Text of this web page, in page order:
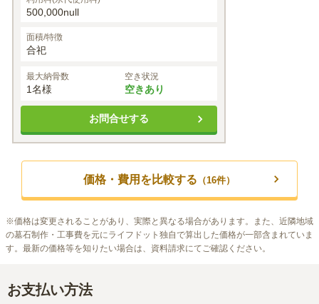
500,000null
面積/特徴
合祀
最大納骨数
1名様
空き状況
空きあり
お問合せする
価格・費用を比較する （16件）
※価格は変更されることがあり、実際と異なる場合があります。また、近隣地域
の墓石制作・工事費を元にライフドット独自で算出した価格が一部含まれていま
す。最新の価格等を知りたい場合は、資料請求にてご確認ください。
お支払い方法